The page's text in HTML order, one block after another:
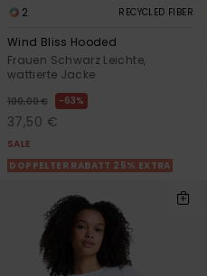
2 RECYCLED FIBER
Wind Bliss Hooded
Frauen Schwarz Leichte,
wattierte Jacke
100,00 € 63%
37,50 €
SALE
DOPPELTER RABATT 25% EXTRA